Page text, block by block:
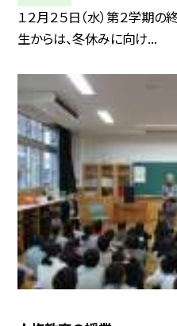
１２月２５日（水）第２学期
生からは、冬休みに向け...